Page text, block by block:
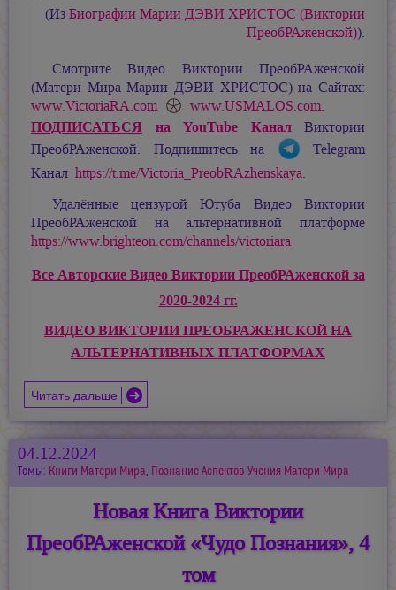
(Из Биографии Марии ДЭВИ ХРИСТОС (Виктории
ПреобРАженской)).
Смотрите Видео Виктории ПреобРАженской
(Матери МираМарии ДЭВИ ХРИСТОС) на Сайтах:
www.VictoriaRA.com
www.USMALOS.com.
ПОДПИСАТЬСЯ на YouTube КаналВиктории
ПреобРАженской. Подпишитесь на
Telegram
Канал https://t.me/Victoria_PreobRAzhenskaya.
Удалённые цензурой Ютуба Видео Виктории
ПреобРАженской на альтернативной платформе
https://www.brighteon.com/channels/victoriara
Все Авторские Видео Виктории ПреобРАженской за
2020-2024 гг.
ВИДЕО ВИКТОРИИ ПРЕОБРАЖЕНСКОЙ НА
АЛЬТЕРНАТИВНЫХ ПЛАТФОРМАХ
Читать дальше
04.12.2024
Темы: Книги Матери Мира, Познание Аспектов Учения Матери Мира
Новая Книга Виктории
ПреобРАженской «Чудо Познания», 4
том